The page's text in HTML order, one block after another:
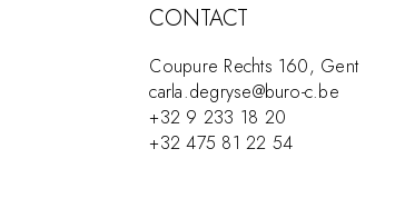
CONTACT
Coupure Rechts 160, Gent
carla.degryse@buro-c.be
+32 9 233 18 20
+32 475 81 22 54